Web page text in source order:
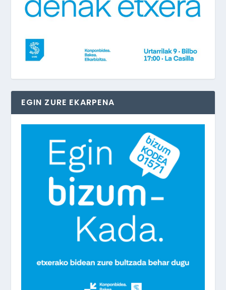
EGIN ZURE EKARPENA